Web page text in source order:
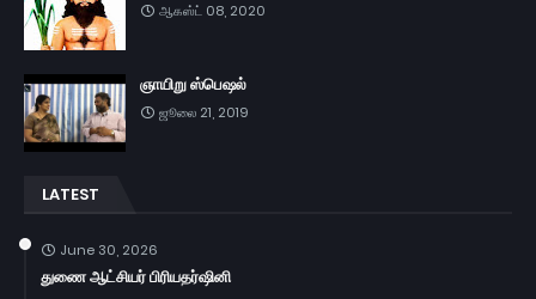
ஆகஸ்ட் 08, 2020
ஞாயிறு ஸ்பெஷல்
ஜூலை 21, 2019
LATEST
June 30, 2026
துணை ஆட்சியர் பிரியதர்ஷினி